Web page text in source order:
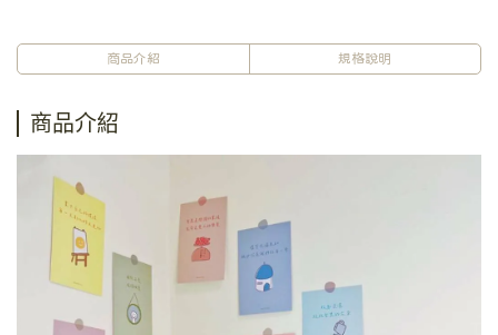
商品介紹 規格說明
商品介紹